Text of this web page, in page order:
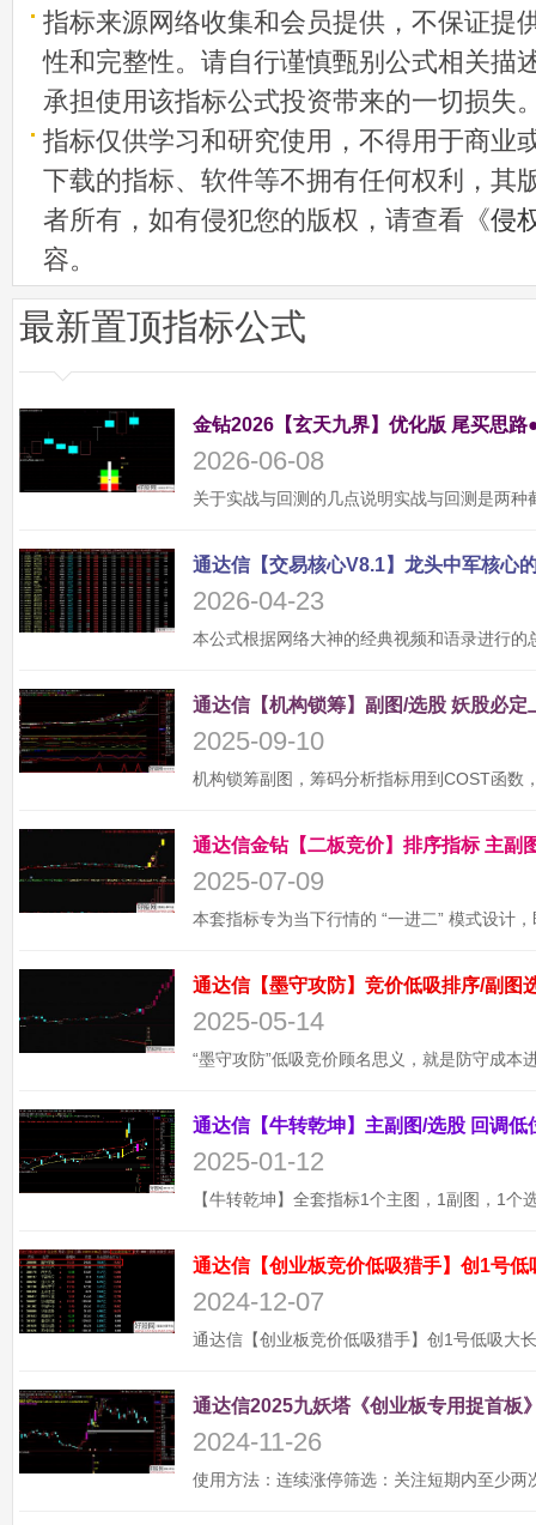
指标来源网络收集和会员提供，不保证提
性和完整性。请自行谨慎甄别公式相关描
承担使用该指标公式投资带来的一切损失
指标仅供学习和研究使用，不得用于商业
下载的指标、软件等不拥有任何权利，其
者所有，如有侵犯您的版权，请查看《侵
容。
最新置顶指标公式
金钻2026【玄天九界】优化版 尾买思
2026-06-08
2026-04-23
2025-09-10
2025-07-09
2025-05-14
2025-01-12
通达信【创业板竞价低吸猎手】创1号
2024-12-07
通达信2025九妖塔《创业板专用捉首板
2024-11-26